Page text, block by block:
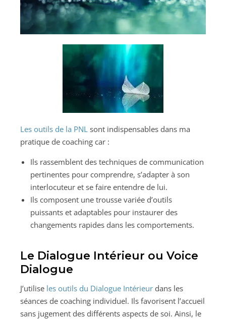
Les outils de la PNL sont indispensables dans ma
pratique de coaching car :
Ils rassemblent des techniques de communication
pertinentes pour comprendre, s’adapter à son
interlocuteur et se faire entendre de lui.
Ils composent une trousse variée d’outils
puissants et adaptables pour instaurer des
changements rapides dans les comportements.
Le Dialogue Intérieur ou Voice
Dialogue
J’utilise les outils du Dialogue Intérieur dans les
séances de coaching individuel. Ils favorisent l’accueil
sans jugement des différents aspects de soi. Ainsi, le